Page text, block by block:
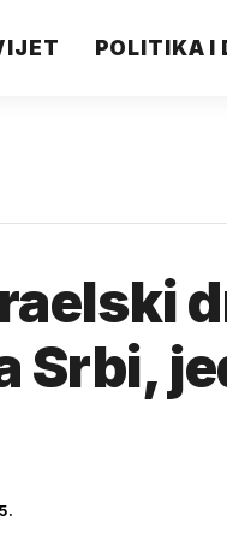
POLITIKA I
Srbi,